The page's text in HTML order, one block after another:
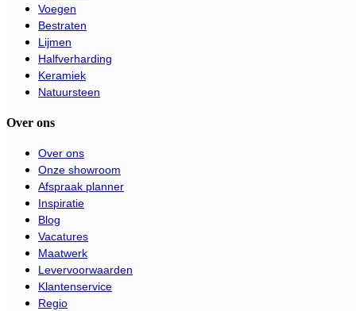
Voegen
Bestraten
Lijmen
Halfverharding
Keramiek
Natuursteen
Over ons
Over ons
Onze showroom
Afspraak planner
Inspiratie
Blog
Vacatures
Maatwerk
Levervoorwaarden
Klantenservice
Regio